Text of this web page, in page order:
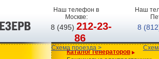
Наш телефон в
Москве:
8 (495)212-23-
86
Схема проезда >
Наш
8
Каталог генераторов